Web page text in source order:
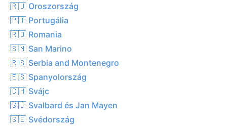
🇷🇺 Oroszország
🇵🇹 Portugália
🇷🇴 Romania
🇸🇲 San Marino
🇷🇸 Serbia and Montenegro
🇪🇸 Spanyolország
🇨🇭 Svájc
🇸🇯 Svalbard és Jan Mayen
🇸🇪 Svédország